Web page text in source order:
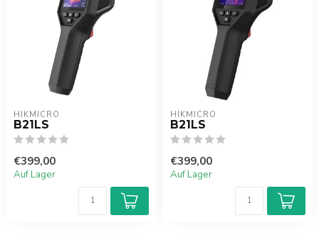
HIKMICRO
B21LS
€399,00
Auf Lager
HIKMICRO
B21LS
€399,00
Auf Lager